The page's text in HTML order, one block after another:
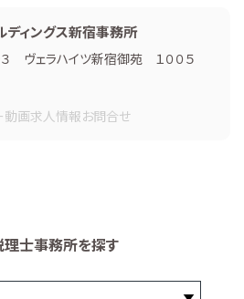
ディングス新宿事務所
ヴェラハイツ新宿御苑 １００５
動画求人情報お問合せ
理士事務所を探す